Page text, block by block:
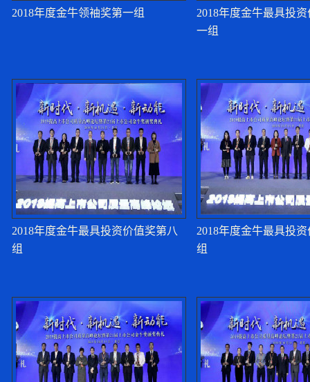
董明珠：上市公司不
董明珠：企业要明确
季晓南：提升上市公
董明珠：好企业应该
沟通上
宋志平：提升上市公
的原则立场
2018年度金牛领袖奖第一组
2018年度金牛最具投
一组
2018年度金牛最具投资价值奖第八
组
2018年度金牛最具投
组